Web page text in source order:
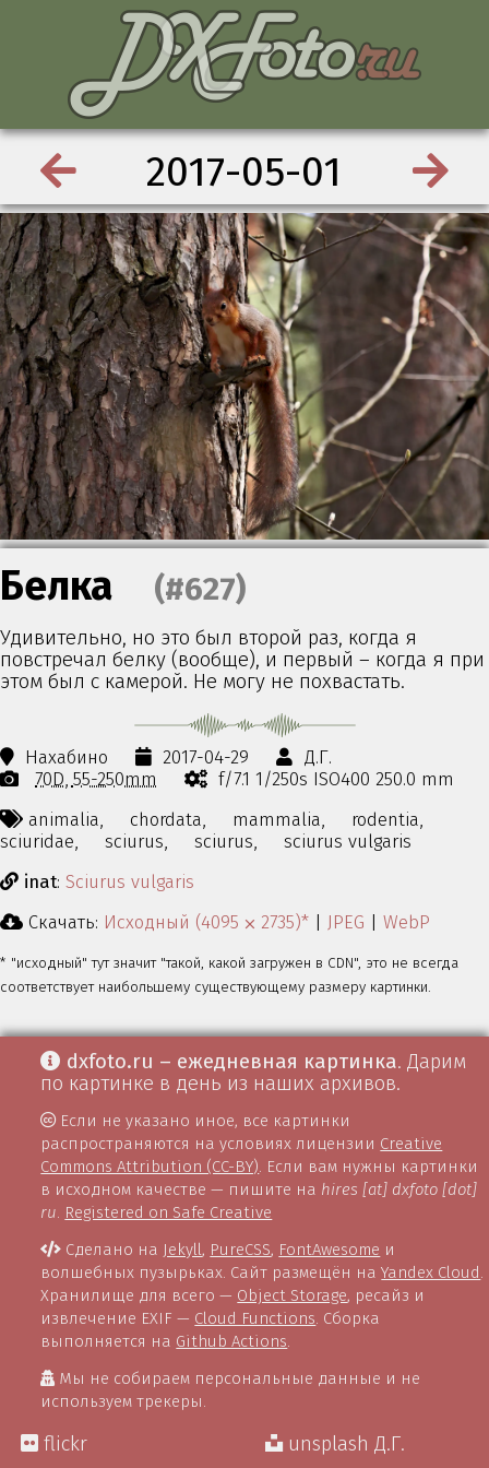
2017-05-01
Белка (#627)
Удивительно, но это был второй раз, когда я
повстречал белку (вообще), и первый – когда я при
этом был с камерой. Не могу не похвастать.
Нахабино 2017-04-29
Д.Г.
70D 55-250mm
f/7.1 1/250s ISO400 250.0 mm
animalia,
chordata, mammalia,
rodentia,
sciuridae,
sciurus, sciurus,
sciurus vulgaris
inat: Sciurus vulgaris
Скачать: Исходный (4095 ⨉ 2735)* | JPEG | WebP
* "исходный" тут значит "такой, какой загружен в CDN", это не всегда
соответствует наибольшему существующему размеру картинки.
dxfoto.ru – ежедневная картинка. Дарим
по картинке в день из наших архивов.
Если не указано иное, все картинки
распространяются на условиях лицензии Creative
Commons Attribution (CC-BY). Если вам нужны картинки
в исходном качестве — пишите на hires [at] dxfoto [dot]
ru. Registered on Safe Creative
Сделано на Jekyll, PureCSS, FontAwesome и
волшебных пузырьках. Сайт размещён наYandex Cloud .
Хранилище для всего — Object Storage, ресайз и
извлечение EXIF — Cloud Functions. Сборка
выполняется на Github Actions.
Мы не собираем персональные данные и не
используем трекеры.
flickr unsplash Д.Г.